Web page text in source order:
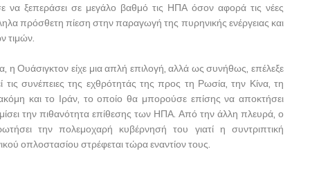
ξεπεράσει σε μεγάλο βαθμό τις ΗΠΑ όσον αφορά τις νέες
πρόσθετη πίεση στην παραγωγή της πυρηνικής ενέργειας και
τιμών.
Ουάσιγκτον είχε μια απλή επιλογή, αλλά ως συνήθως, επέλεξε
συνέπειες της εχθρότητάς της προς τη Ρωσία, την Κίνα, τη
και το Ιράν, το οποίο θα μπορούσε επίσης να αποκτήσει
την πιθανότητα επίθεσης των ΗΠΑ. Από την άλλη πλευρά, ο
την πολεμοχαρή κυβέρνησή του γιατί η συντριπτική
οπλοστασίου στρέφεται τώρα εναντίον τους.